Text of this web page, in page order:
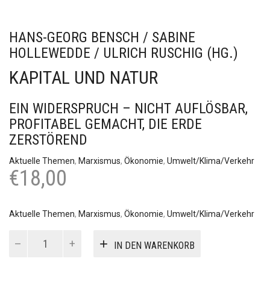
HANS-GEORG BENSCH / SABINE
HOLLEWEDDE / ULRICH RUSCHIG (HG.)
KAPITAL UND NATUR
EIN WIDERSPRUCH – NICHT AUFLÖSBAR,
PROFITABEL GEMACHT, DIE ERDE
ZERSTÖREND
Aktuelle Themen, Marxismus, Ökonomie, Umwelt/Klima/Verkehr
€18,00
Aktuelle Themen, Marxismus, Ökonomie, Umwelt/Klima/Verkehr
IN DEN WARENKORB